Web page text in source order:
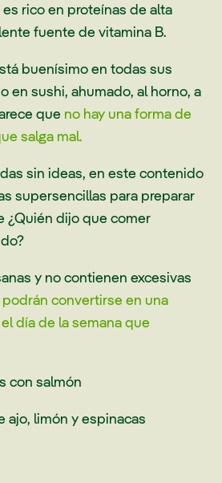
rico en proteínas de alta
fuente de vitamina B.
buenísimo en todas sus
en sushi, ahumado, al horno, a
que no hay una forma de
salga mal.
sin ideas, en este contenido
supersencillas para preparar
¿Quién dijo que comer
y no contienen excesivas
podrán convertirse en una
día de la semana que
con salmón
ajo, limón y espinacas